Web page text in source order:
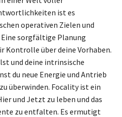
ist es
operativen Zielen und
sorgfältige Planung
Kontrolle über deine Vorhaben.
und deine intrinsische
du neue Energie und Antrieb
überwinden. Focality ist ein
und Jetzt zu leben und das
zu entfalten. Es ermutigt